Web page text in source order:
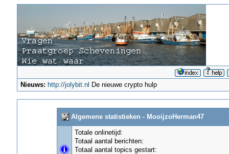
Nieuws: http://jolybit.nl De nieuwe crypto hulp
Algemene statistieken - MooijzoHerman47
Totale onlinetijd:
Totaal aantal berichten:
Totaal aantal topics gestart: